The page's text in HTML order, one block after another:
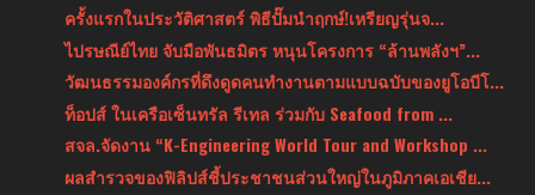
ครั้งแรกในประวัติศาสตร์ พิธีปั๊มนำฤกษ์!เหรียญรุ่นจ...
ไปรษณีย์ไทย จับมือพันธมิตร หนุนโครงการ “ล้านพลังฯ”...
วัฒนธรรมองค์กรที่ดึงดูดคนทำงานตามแบบฉบับของยูโอบีโ...
ท็อปส์ ในเครือเซ็นทรัล รีเทล ร่วมกับ Seafood from ...
สจล.จัดงาน “K-Engineering World Tour and Workshop ...
ผลสำรวจของฟิลิปส์ชี้ประชาชนส่วนใหญ่ในภูมิภาคเอเชีย...